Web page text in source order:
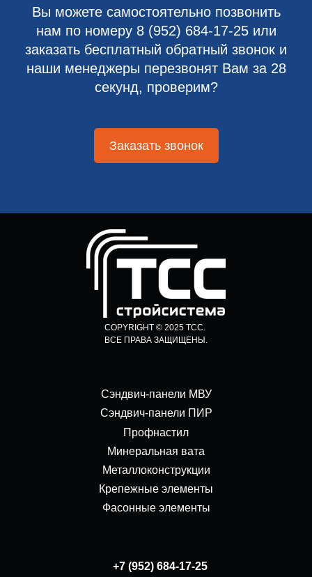
Вы можете самостоятельно позвонить
нам по номеру 8 (952) 684-17-25или
заказать бесплатный обратный звонок и
наши менеджеры перезвонят Вам за 28
секунд, проверим?
Заказать звонок
COPYRIGHT © 2025 ТСС.
ВСЕ ПРАВА ЗАЩИЩЕНЫ.
Сэндвич-панели МВУ
Сэндвич-панели ПИР
Профнастил
Минеральная вата
Металлоконструкции
Крепежные элементы
Фасонные элементы
+7 (952) 684-17-25